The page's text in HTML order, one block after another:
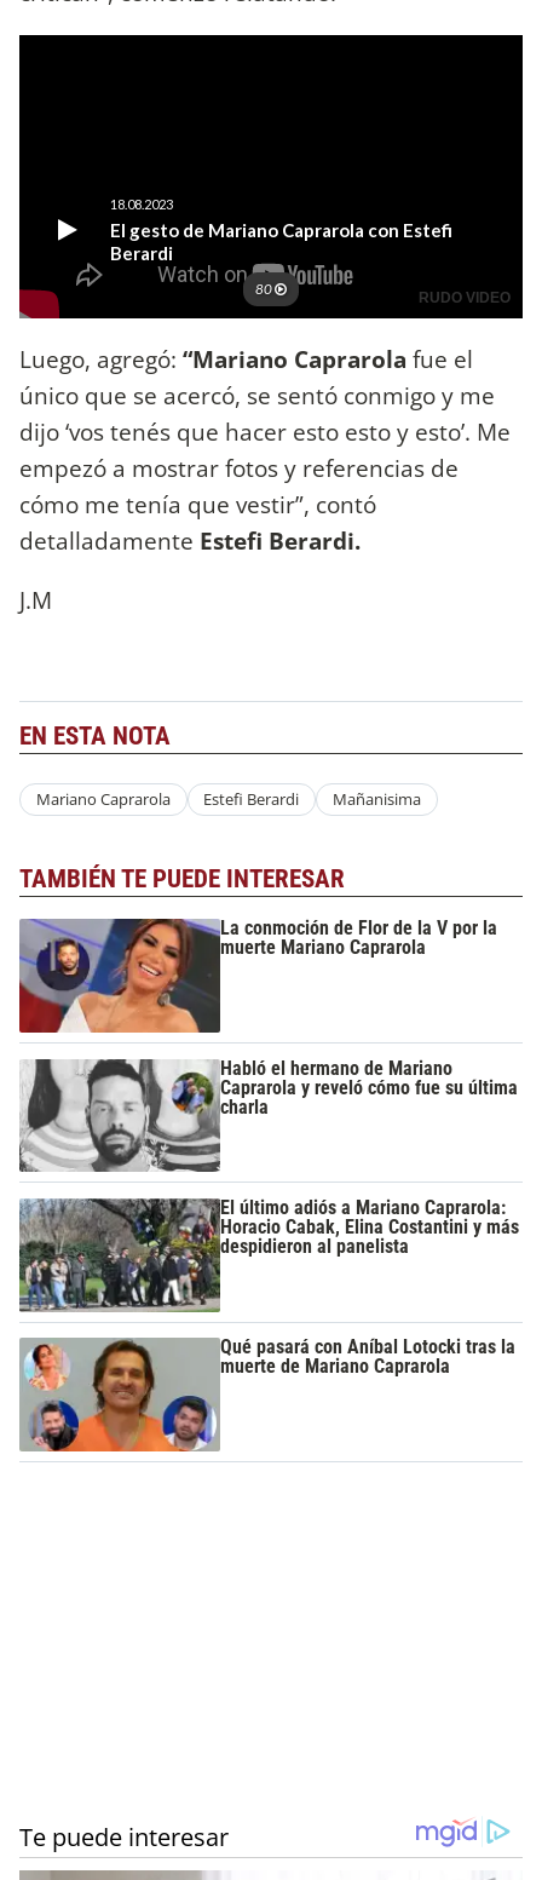
Luego, agregó: “Mariano Caprarola fue el
único que se acercó, se sentó conmigo y me
dijo ‘vos tenés que hacer esto esto y esto’. Me
empezó a mostrar fotos y referencias de
cómo me tenía que vestir”, contó
detalladamente Estefi Berardi.
J.M
EN ESTA NOTA
Mariano Caprarola Estefi Berardi Mañanisima
TAMBIÉN TE PUEDE INTERESAR
La conmoción de Flor de la V por la
muerte Mariano Caprarola
Habló el hermano de Mariano
Caprarola y reveló cómo fue su última
charla
El último adiós a Mariano Caprarola:
Horacio Cabak, Elina Costantini y más
despidieron al panelista
Qué pasará con Aníbal Lotocki tras la
muerte de Mariano Caprarola